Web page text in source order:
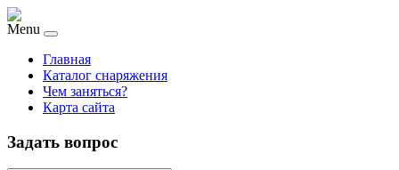
Menu
Главная
Каталог снаряжения
Чем заняться?
Карта сайта
Задать вопрос